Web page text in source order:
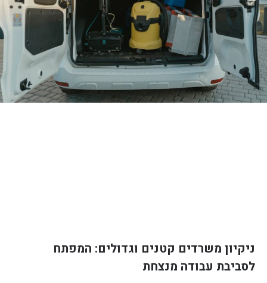
ניקיון משרדים קטנים וגדולים: המפתח
לסביבת עבודה מנצחת